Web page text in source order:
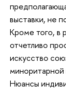
выставки, не
Кроме того, в
отчетливо
искусство
миноритарной
Нюансы